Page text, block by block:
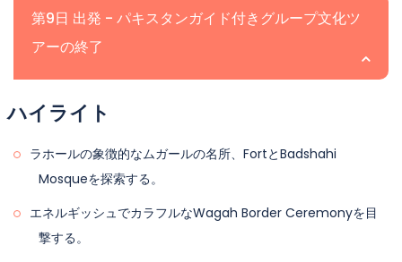
化について学びましょう。
古代ガンダーラ文明の最も重要な中心地の一つです。
Islamabadに戻ります。
Islamabadで宿泊。
パキスタンの現代の首都を探検しましょう。Faisal
さい。地元のショッピングとストリートフードのために
Rawalpindi Bazaarへのオプション訪問があります。グルー
プのさよならディナー。
イスラマバードでの宿泊。
第9日 出発 - パキスタンガイド付きグループ文化ツ
アーの終了
に。これは、歴史、文化、風景、そして真の人間関係に満
ちた忘れられないパキスタンガイド付きグループ文化ツア
ーの終わりを意味します。
ハイライト
ラホールの象徴的なムガールの名所、FortとBadshahi
Mosqueを探索する。
エネルギッシュでカラフルなWagah Border Ceremonyを目
撃する。